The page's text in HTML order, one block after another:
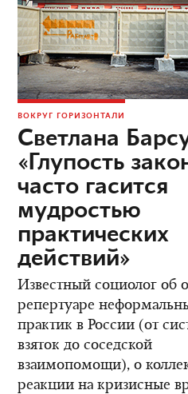
ВОКРУГ ГОРИЗОНТАЛИ
Светлана
«Глупость
часто гасится
мудростью
практических
действий»
Известный социолог об
репертуаре
практик в России (от
взяток до соседской
взаимопомощи), о
реакции на кризисные